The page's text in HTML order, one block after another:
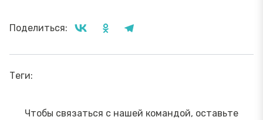
Поделиться:
Теги:
Чтобы связаться с нашей командой, оставьте